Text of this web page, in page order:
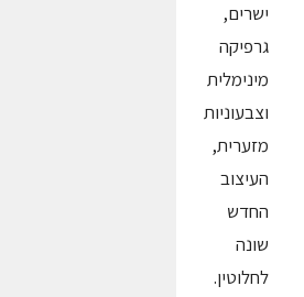
ישרים,
גרפיקה
מינימלית
וצבעוניות
מזערית,
העיצוב
החדש
שונה
לחלוטין.